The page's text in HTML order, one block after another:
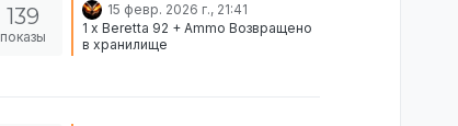
139
показы
15 февр. 2026 г., 21:41
1 x Beretta 92 + Ammo Возвращено
в хранилище